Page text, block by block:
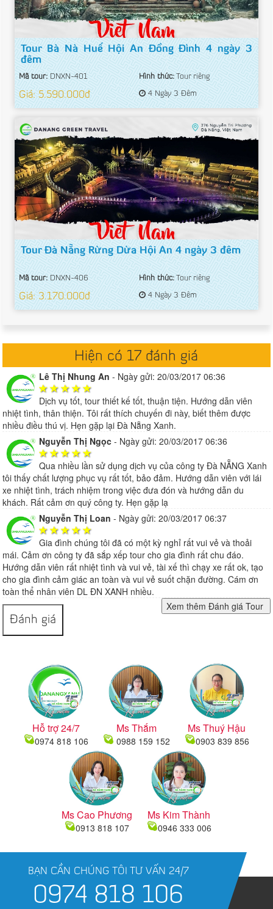
Tour Bà Nà Huế Hội An Đồng Đình 4 ngày 3
đêm
Mã tour: DNXN-401 Hình thức:Tour riêng
Giá: 5.590.000đ 4 Ngày 3 Đêm
Tour Đà Nẵng Rừng Dừa Hội An 4 ngày 3 đêm
Mã tour: DNXN-406 Hình thức:Tour riêng
Giá: 3.170.000đ 4 Ngày 3 Đêm
Hiện có 17 đánh giá
Lê Thị Nhung An - Ngày gửi: 20/03/2017 06:36
Dịch vụ tốt, tour thiết kế tốt, thuận tiện. Hướng dẫn viên
nhiệt tình, thân thiện. Tôi rất thích chuyến đi này, biết thêm được
nhiều điều thú vị. Hẹn gặp lại Đà Nẵng Xanh.
Nguyễn Thị Ngọc - Ngày gửi: 20/03/2017 06:36
Qua nhiều lần sử dụng dịch vụ của công ty Đà NẴNG Xanh
tôi thấy chất lượng phục vụ rất tốt, bảo đảm. Hướng dẫn viên với lái
xe nhiệt tình, trách nhiệm trong việc đưa đón và hướng dẫn du
khách. Rất cảm ơn quý công ty. Hẹn gặp lạ
Nguyễn Thị Loan - Ngày gửi: 20/03/2017 06:37
Gia đình chúng tôi đã có một kỳ nghỉ rất vui vẻ và thoải
mái. Cảm ơn công ty đã sắp xếp tour cho gia đình rất chu đáo.
Hướng dẫn viên rất nhiệt tình và vui vẻ, tài xế thì chạy xe rất ok, tạo
cho gia đình cảm giác an toàn và vui vẻ suốt chặn đường. Cám ơn
toàn thể nhân viên DL ĐN XANH nhiều.
Đánh giá
Hỗ trợ 24/7
0974 818 106
Ms Thắm
0988 159 152
Ms Thuý Hậu
0903 839 856
Ms Cao Phương
0913 818 107
Ms Kim Thành
0946 333 006
BẠN CẦN CHÚNG TÔI TƯ VẤN 24/7
0974 818 106